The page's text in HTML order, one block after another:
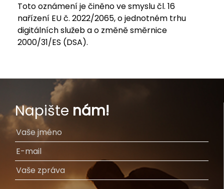
Toto oznámení je činěno ve smyslu čl. 16
nařízení EU č. 2022/2065, o jednotném trhu
digitálních služeb a o změně směrnice
2000/31/ES (DSA).
Napište nám!